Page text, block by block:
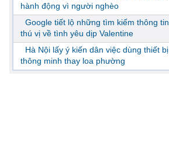
hành động vì người nghèo
Google tiết lộ những tìm kiếm thông tin
thú vị về tình yêu dịp Valentine
Hà Nội lấy ý kiến dân việc dùng thiết bị
thông minh thay loa phường